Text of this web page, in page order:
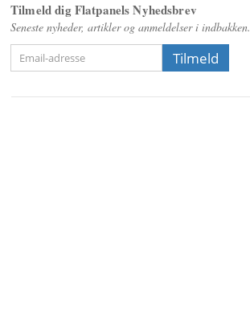
Tilmeld dig Flatpanels Nyhedsbrev
Seneste nyheder, artikler og anmeldelser i indbakken.